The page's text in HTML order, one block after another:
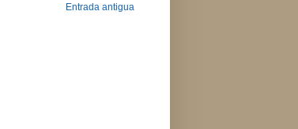
Entrada antigua